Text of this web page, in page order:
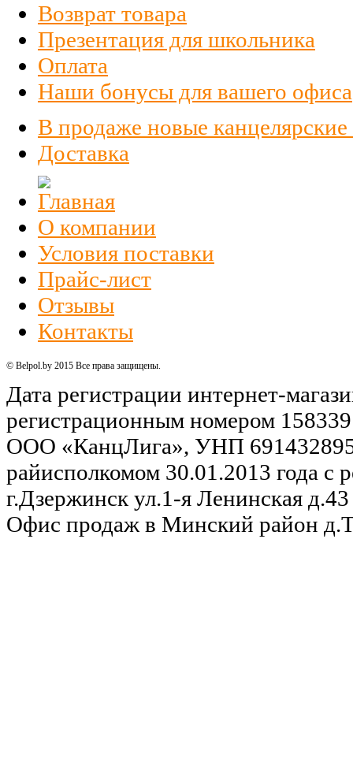
Возврат товара
Презентация для школьника
Оплата
Наши бонусы для вашего офиса
В продаже новые
Доставка
О компании
Условия поставки
Прайс-лист
Отзывы
Контакты
© Belpol.by 2015 Все права защищены.
Дата регистрации интернет-
регистрационным номером 158339
ООО «КанцЛига», УНП
райисполкомом 30.01.2013 года с
г.Дзержинск ул.1-я Ленинская
Офис продаж в Минский район